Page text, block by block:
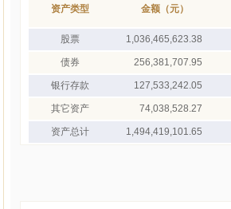
资产类型 金额（元）
股票 1,036,465,623.38
债券 256,381,707.95
银行存款 127,533,242.05
其它资产 74,038,528.27
资产总计 1,494,419,101.65